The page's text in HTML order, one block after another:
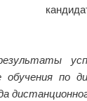
обучения по